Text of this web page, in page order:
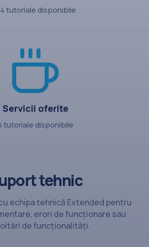
tutoriale disponibile
Servicii oferite
tutoriale disponibile
tehnic
echipa tehnică Extended pentru
erori de funcționare sau
de funcționalități.